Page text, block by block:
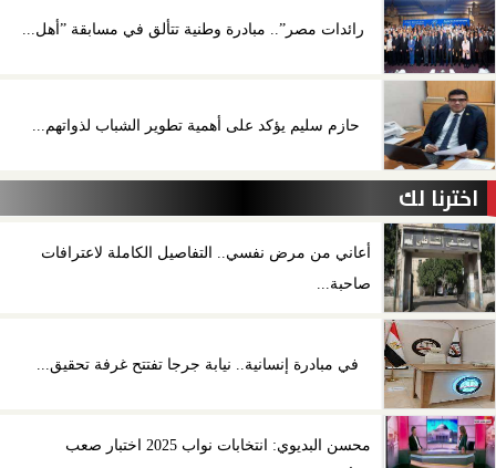
رائدات مصر”.. مبادرة وطنية تتألق في مسابقة ”أهل...
حازم سليم يؤكد على أهمية تطوير الشباب لذواتهم...
اخترنا لك
أعاني من مرض نفسي.. التفاصيل الكاملة لاعترافات
صاحبة...
في مبادرة إنسانية.. نيابة جرجا تفتتح غرفة تحقيق...
محسن البديوي: انتخابات نواب 2025 اختبار صعب